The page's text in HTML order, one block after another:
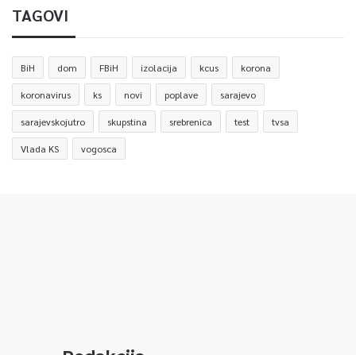
TAGOVI
BiH dom FBiH izolacija kcus korona
koronavirus ks novi poplave sarajevo
sarajevskojutro skupstina srebrenica test tvsa
Vlada KS vogosca